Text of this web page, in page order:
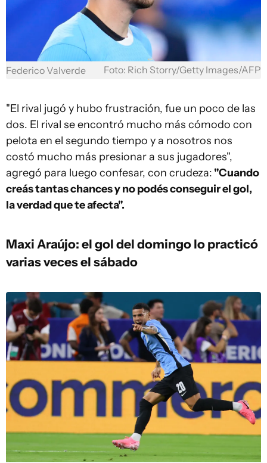
Federico Valverde Foto: Rich Storry/Getty Images/AFP
"El rival jugó y hubo frustración, fue un poco de las
dos. El rival se encontró mucho más cómodo con
pelota en el segundo tiempo y a nosotros nos
costó mucho más presionar a sus jugadores",
agregó para luego confesar, con crudeza: "Cuando
creás tantas chances y no podés conseguir el gol,
la verdad que te afecta".
Maxi Araújo: el gol del domingo lo practicó
varias veces el sábado